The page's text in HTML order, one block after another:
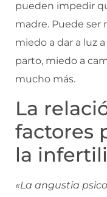
pueden impedir
madre. Puede ser
miedo a dar a luz
parto, miedo a
mucho más.
La
factores
la
«La angustia